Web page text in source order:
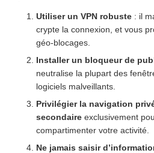
Utiliser un VPN robuste : il
crypte la connexion, et vous
géo-blocages.
Installer un bloqueur de
neutralise la plupart des
logiciels malveillants.
Privilégier la navigation
secondaire exclusivement
compartimenter votre activité.
Ne jamais saisir